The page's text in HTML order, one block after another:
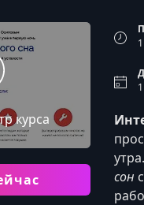
курса
утра.
сон